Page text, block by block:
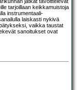
tarjoillaan keikkamuistoja
instrumentaali-
laiskasti nykivä
vaikka taustat
sanoitukset ovat